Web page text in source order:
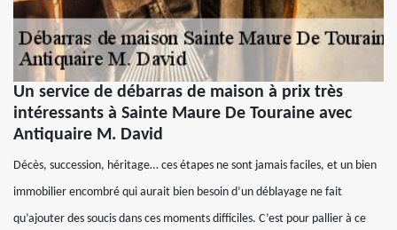
Un service de débarras de maison à prix très
intéressants à Sainte Maure De Touraine avec
Antiquaire M. David
Décès, succession, héritage… ces étapes ne sont jamais faciles, et un bien
immobilier encombré qui aurait bien besoin d’un déblayage ne fait
qu’ajouter des soucis dans ces moments difficiles. C’est pour pallier à ce